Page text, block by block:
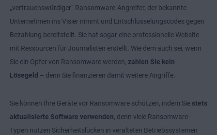
„vertrauenswürdiger“ Ransomware-Angreifer, der bekannte
Unternehmen ins Visier nimmt und Entschlüsselungscodes gegen
Bezahlung bereitstellt. Sie hat sogar eine professionelle Website
mit Ressourcen für Journalisten erstellt. Wie dem auch sei, wenn
Sie ein Opfer von Ransomware werden, zahlen Sie kein
Lösegeld – denn Sie finanzieren damit weitere Angriffe.
Sie können Ihre Geräte vor Ransomware schützen, indem Sie stets
aktualisierte Software verwenden, denn viele Ransomware-
Typen nutzen Sicherheitslücken in veralteten Betriebssystemen